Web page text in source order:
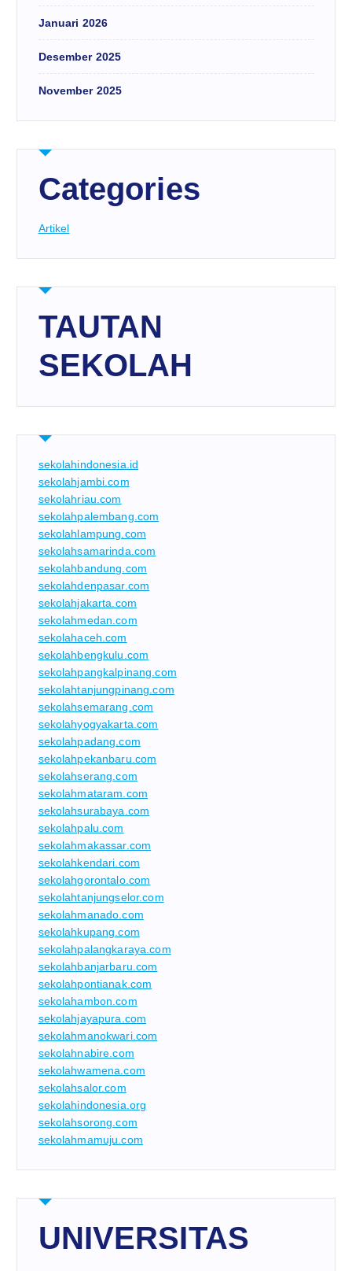
Januari 2026
Desember 2025
November 2025
Categories
Artikel
TAUTAN
SEKOLAH
sekolahindonesia.id
sekolahjambi.com
sekolahriau.com
sekolahpalembang.com
sekolahlampung.com
sekolahsamarinda.com
sekolahbandung.com
sekolahdenpasar.com
sekolahjakarta.com
sekolahmedan.com
sekolahaceh.com
sekolahbengkulu.com
sekolahpangkalpinang.com
sekolahtanjungpinang.com
sekolahsemarang.com
sekolahyogyakarta.com
sekolahpadang.com
sekolahpekanbaru.com
sekolahserang.com
sekolahmataram.com
sekolahsurabaya.com
sekolahpalu.com
sekolahmakassar.com
sekolahkendari.com
sekolahgorontalo.com
sekolahtanjungselor.com
sekolahmanado.com
sekolahkupang.com
sekolahpalangkaraya.com
sekolahbanjarbaru.com
sekolahpontianak.com
sekolahambon.com
sekolahjayapura.com
sekolahmanokwari.com
sekolahnabire.com
sekolahwamena.com
sekolahsalor.com
sekolahindonesia.org
sekolahsorong.com
sekolahmamuju.com
UNIVERSITAS